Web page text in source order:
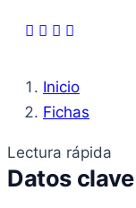
Inicio
Fichas
Lectura rápida
Datos clave